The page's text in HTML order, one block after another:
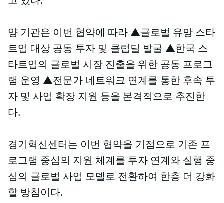
양 기관은 이번 협약에 따라 ▲글로벌 유망 스타
트업 대상 공동 투자 및 클럽딜 발굴 ▲한국 스
타트업의 글로벌 시장 진출을 위한 공동 프로그
램 운영 ▲전문가 네트워크 연계를 통한 후속 투
자 및 사업 확장 지원 등을 본격적으로 추진한
다.
경기혁신센터는 이번 협약을 기점으로 기존 프
로그램 중심의 지원 체계를 투자 연계와 실행 중
심의 글로벌 사업 모델로 전환하여 한층 더 강화
할 방침이다.